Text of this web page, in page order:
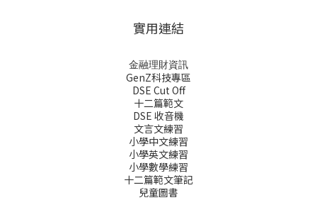
實用連結
金融理財資訊
GenZ科技專區
DSE Cut Off
十二篇範文
DSE 收音機
文言文練習
小學中文練習
小學英文練習
小學數學練習
十二篇範文筆記
兒童圖書